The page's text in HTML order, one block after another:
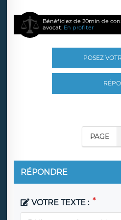
Bénéficiez de 20min de
avocat. En profiter
POSEZ
PAGE
RÉPONDRE
VOTRE TEXTE :